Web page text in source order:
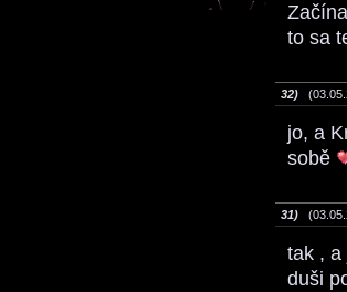
to sa
32)
jo, a
sobě
31)
tak , a
duši